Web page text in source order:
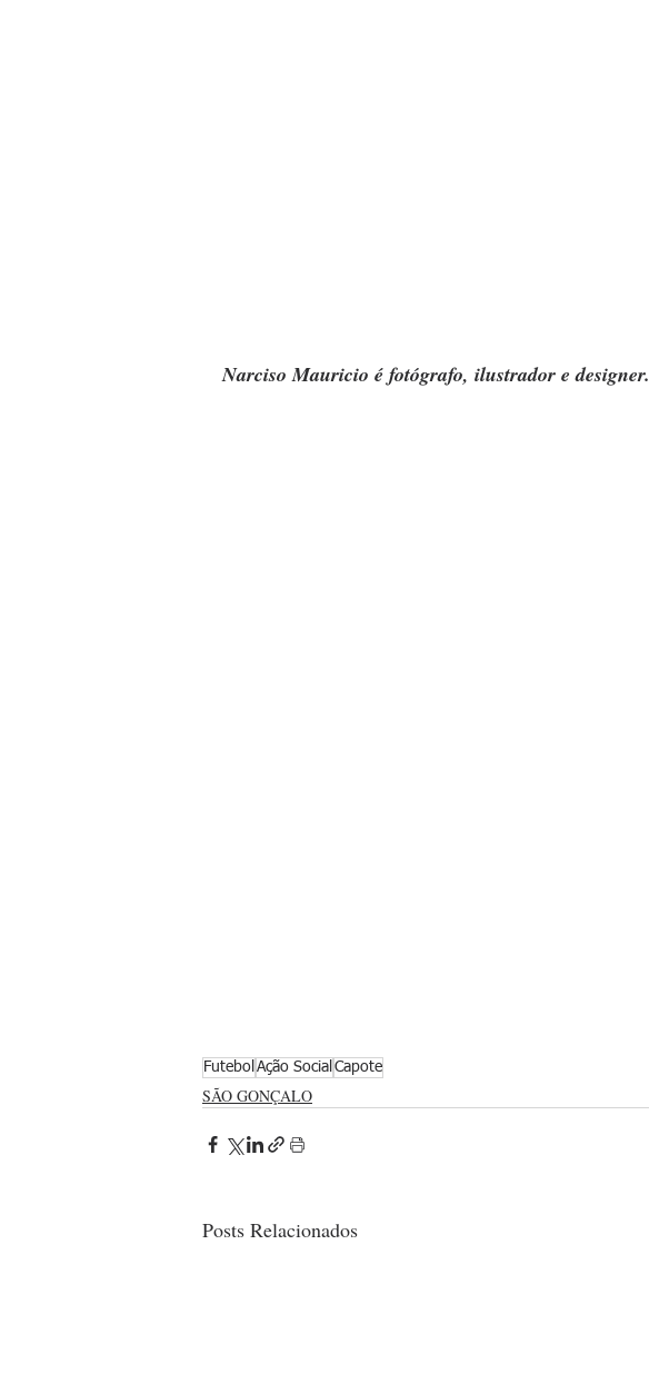
Narciso Mauricio é fotógrafo, ilustrador e designer.
Futebol Ação Social Capote
SÃO GONÇALO
Posts Relacionados